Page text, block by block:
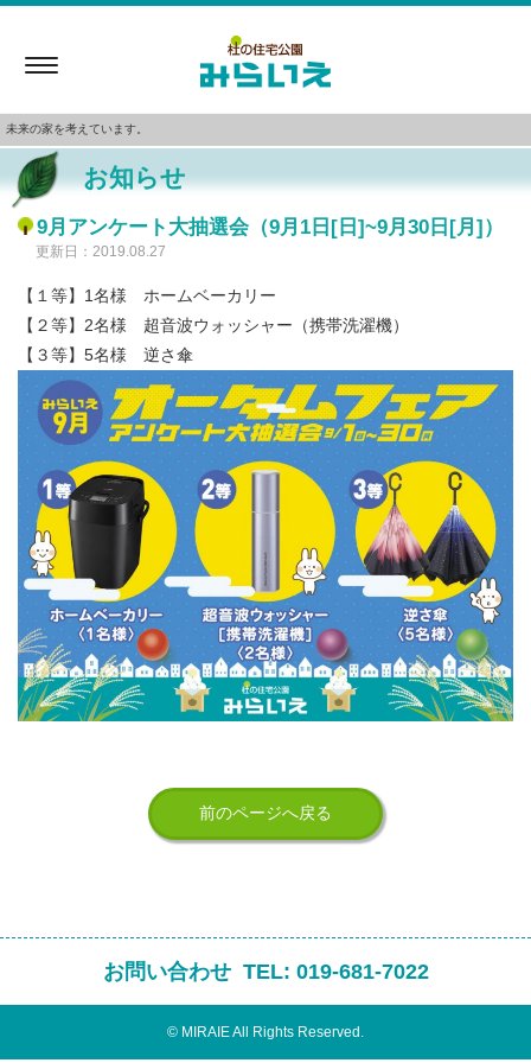
Toggle
未来の家を考えています。
お知らせ
9月アンケート大抽選会（9月1日[日]~9月30日[月]）
更新日：2019.08.27
【１等】1名様 ホームベーカリー
【２等】2名様 超音波ウォッシャー（携帯洗濯機）
【３等】5名様 逆さ傘
前のページへ戻る
お問い合わせ TEL: 019-681-7022
© MIRAIE All Rights Reserved.